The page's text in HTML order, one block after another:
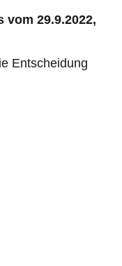
vom 29.9.2022,
Entscheidung